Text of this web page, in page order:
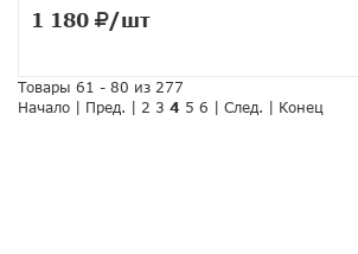
1 180 /шт
Товары 61 - 80 из 277
Начало
Пред. 2 3 4 5 6 След. Конец